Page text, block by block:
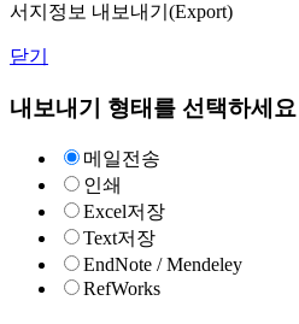
서지정보 내보내기(Export)
닫기
내보내기 형태를 선택하세요
메일전송
인쇄
Excel저장
Text저장
EndNote / Mendeley
RefWorks